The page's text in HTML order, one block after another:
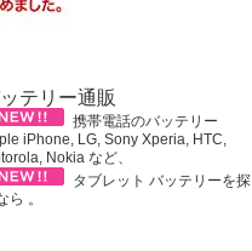
テリー通販
携帯電話のバッテリー
iPhone, LG, Sony Xperia, HTC,
Nokia など、
タブレット バッテリーを探
ら 。